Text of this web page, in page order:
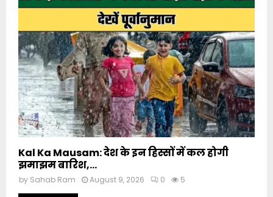
Kal Ka Mausam: देश के इन हिस्सों में कल होगी
झमाझम बारिश,...
by Sahab Ram August 9, 2026 0 5